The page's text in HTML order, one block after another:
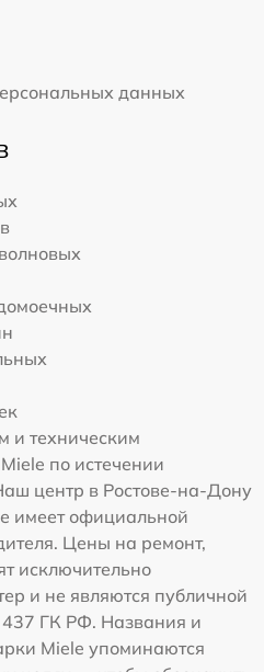
данных
и техническим
по истечении
центр в Ростове-на-Дону
имеет официальной
Цены на ремонт,
исключительно
и не являются публичной
437 ГК РФ. Названия и
Miele упоминаются